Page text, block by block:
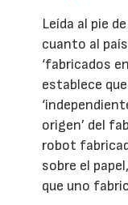
Leída al pie
cuanto al
‘fabricados
establece
origen’ del
robot
sobre el
que uno